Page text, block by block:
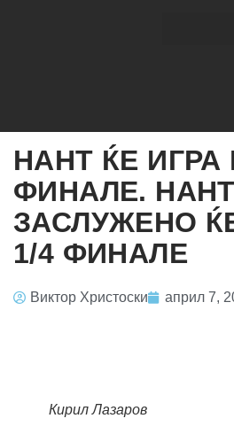
НАНТ ЌЕ ИГРА
ФИНАЛЕ. НАНТ
ЗАСЛУЖЕНО
1/4 ФИНАЛЕ
Виктор Христоски април 7,
Кирил Лазаров